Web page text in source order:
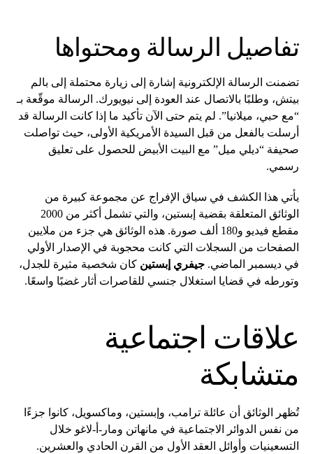
تفاصيل الرسالة ومحتواها
تضمنت الرسالة الإلكترونية إشارة إلى زيارة محتملة إلى بالم
بيتش، وطلبًا بالاتصال عند العودة إلى نيويورك. الرسالة موقّعة بـ
“مع حبي، ميلانيا”. لم يتم حتى الآن تأكيد ما إذا كانت الرسالة قد
أرسلت بالفعل من قبل السيدة الأمريكية الأولى، حيث تواصلت
صحيفة “ديلي ميل” مع البيت الأبيض للحصول على تعليق
رسمي.
يأتي هذا الكشف في سياق الإفراج عن مجموعة كبيرة من
الوثائق المتعلقة بقضية إبستين، والتي تشمل أكثر من 2000
مقطع فيديو و180 ألف صورة. هذه الوثائق هي جزء من ملايين
الصفحات من السجلات التي كانت محجوبة في الإصدار الأولي
في ديسمبر الماضي. جيفري إبستين كان شخصية مثيرة للجدل،
وتورطه في قضايا استغلال جنسي للقاصرات أثار غضبًا واسعًا.
علاقات اجتماعية
متشابكة
تُظهر الوثائق أن عائلة ترامب، وإبستين، وماكسويل، كانوا جزءًا
من نفس الدوائر الاجتماعية في مانهاتن ومار-أ-لاغو خلال
التسعينيات وأوائل العقد الأول من القرن الحادي والعشرين.